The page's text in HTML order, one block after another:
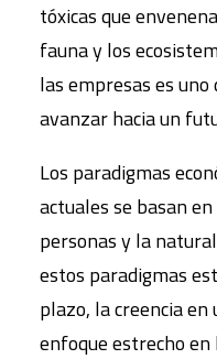
tóxicas que
fauna y los
las empresas es
avanzar hacia un
Los paradigmas
actuales se basan
personas y la
estos paradigmas
plazo, la creencia
enfoque estrecho